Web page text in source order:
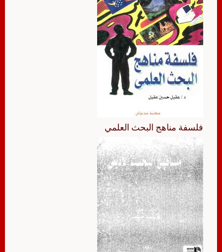
فلسفة مناهج البحث العلمي